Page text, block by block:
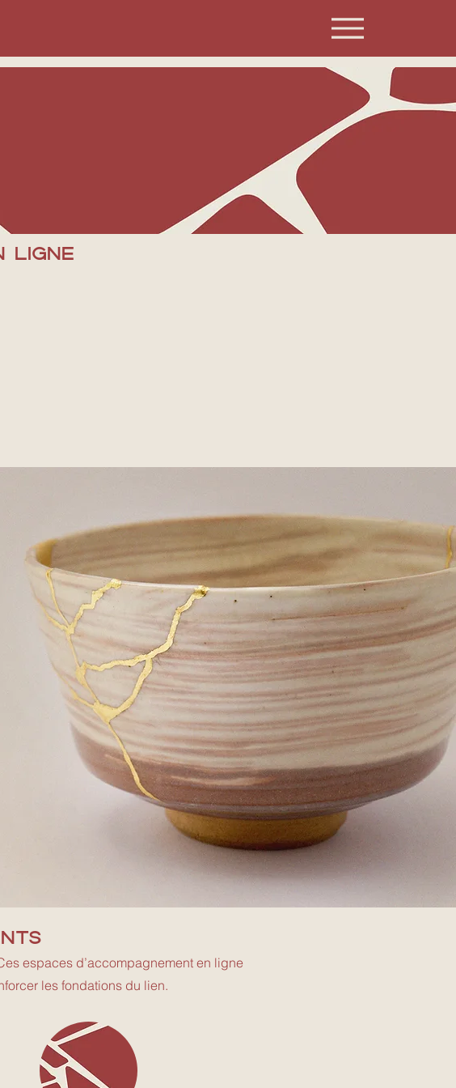
ligne
espaces d’accompagnement en ligne
les fondations du lien.